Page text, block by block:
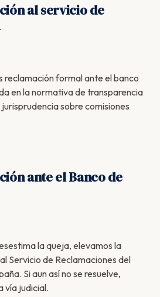
al servicio de
reclamación formal ante el banco
en la normativa de transparencia
sobre comisiones
ante el Banco de
la queja, elevamos la
Servicio de Reclamaciones del
Si aun así no se resuelve,
vía judicial.